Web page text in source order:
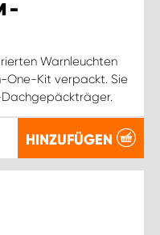
-
Warnleuchten
One-Kit verpackt. Sie
HINZUFÜGEN